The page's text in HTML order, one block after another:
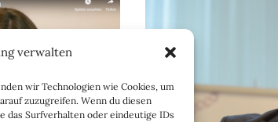
verwalten
wir Technologien wie Cookies, um
zuzugreifen. Wenn du diesen
das Surfverhalten oder eindeutige IDs